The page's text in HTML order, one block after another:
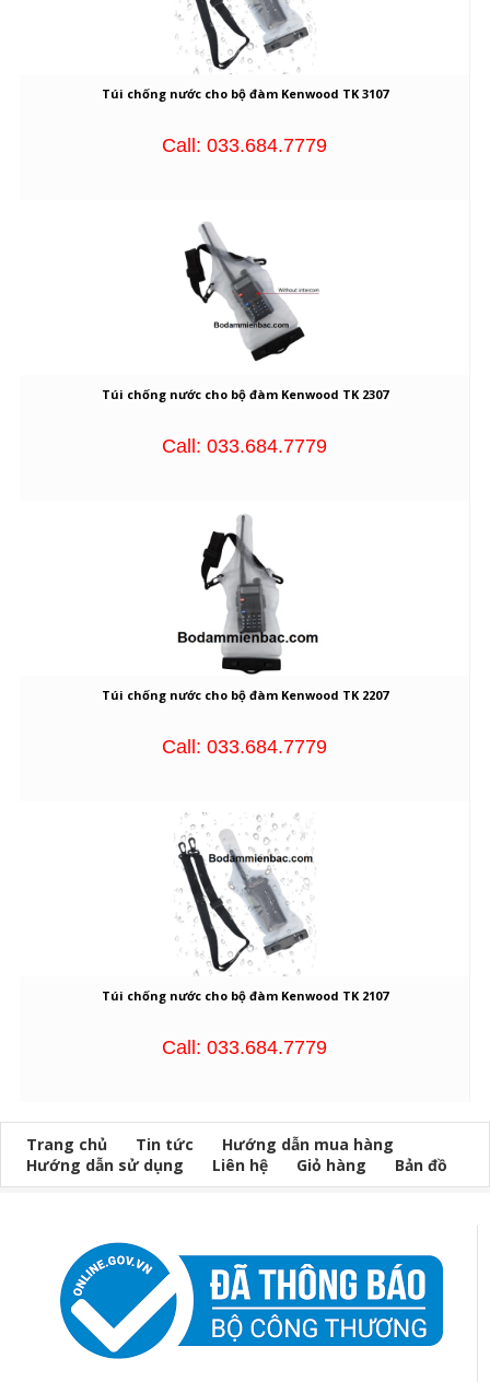
Túi chống nước cho bộ đàm Kenwood TK 3107
Call: 033.684.7779
Túi chống nước cho bộ đàm Kenwood TK 2307
Call: 033.684.7779
Túi chống nước cho bộ đàm Kenwood TK 2207
Call: 033.684.7779
Túi chống nước cho bộ đàm Kenwood TK 2107
Call: 033.684.7779
Trang chủ Tin tức
Hướng dẫn mua hàng
Hướng dẫn sử dụng
Liên hệ Giỏ hàng Bản đồ